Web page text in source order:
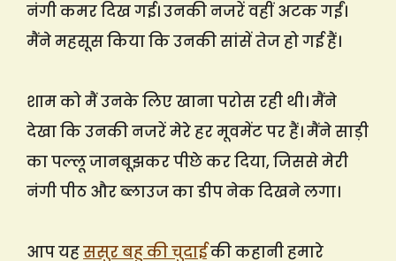
नंगी कमर दिख गई। उनकी नजरें वहीं अटक गईं।
मैंने महसूस किया कि उनकी सांसें तेज हो गई हैं।
शाम को मैं उनके लिए खाना परोस रही थी। मैंने
देखा कि उनकी नजरें मेरे हर मूवमेंट पर हैं। मैंने साड़ी
का पल्लू जानबूझकर पीछे कर दिया, जिससे मेरी
नंगी पीठ और ब्लाउज का डीप नेक दिखने लगा।
आप यहससुर बहु की चुदाईकी कहानी हमारे